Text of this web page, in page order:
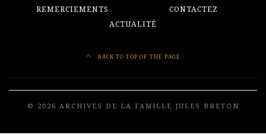
REMERCIEMENTS
CONTACTEZ
ACTUALITÉ
BACK TO TOP OF THE PAGE
© 2026 ARCHIVES DE LA FAMILLE JULES BRETON